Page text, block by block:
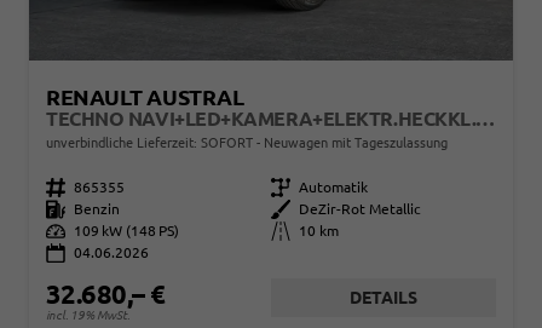
RENAULT AUSTRAL
TECHNO NAVI+LED+KAMERA+ELEKTR.HECKKL.+19"LM
unverbindliche Lieferzeit: SOFORT Neuwagen mit Tageszulassung
Fahrzeugnr. 865355 Getriebe Automatik
Kraftstoff
Benzin Außenfarbe
DeZir-Rot Metallic
Leistung
109 kW (148 PS) Kilometerstand
10 km
04.06.2026
32.680,– €
incl. 19% MwSt.
DETAILS